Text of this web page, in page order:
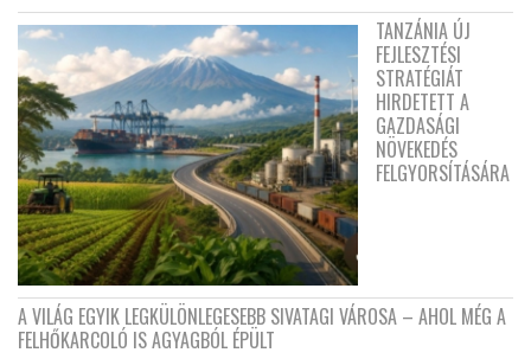
TANZÁNIA ÚJ
FEJLESZTÉSI
STRATÉGIÁT
HIRDETETT A
GAZDASÁGI
NÖVEKEDÉS
FELGYORSÍTÁSÁRA
A VILÁG EGYIK LEGKÜLÖNLEGESEBB SIVATAGI VÁROSA – AHOL MÉG A
FELHŐKARCOLÓ IS AGYAGBÓL ÉPÜLT